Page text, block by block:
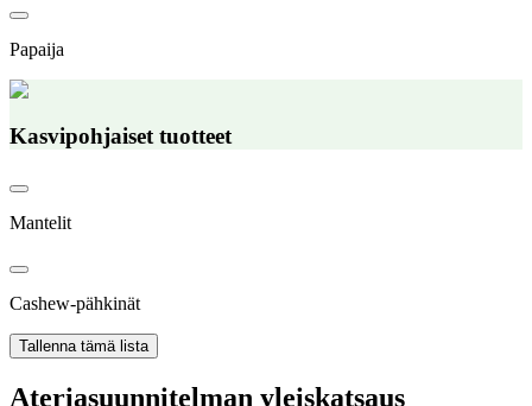
Papaija
Kasvipohjaiset tuotteet
Mantelit
Cashew-pähkinät
Tallenna tämä lista
Ateriasuunnitelman yleiskatsaus